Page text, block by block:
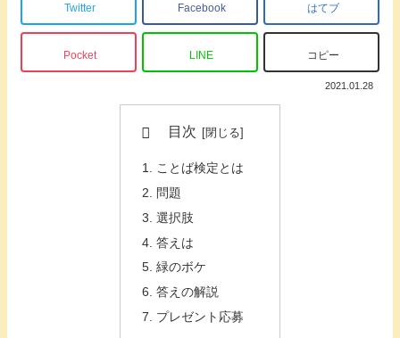
Twitter Facebook はてブ
Pocket LINE コピー
2021.01.28
目次
ことば検定とは
問題
選択肢
答えは
緑のボケ
答えの解説
プレゼント応募